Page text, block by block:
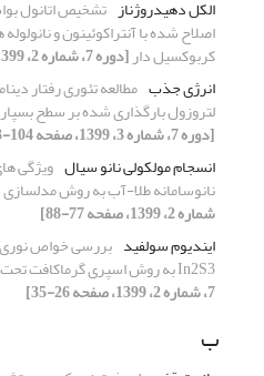
الکل دهیدروژناز تشخیص اتانول
اصلاح شده با آنتراکوئینون و
کربوکسیل دار[دوره 7، شماره 2، 1399، صفحه 63-70]
انرژی جذب مطالعه تئوری رفتار
لتروزول بارگذاری شده بر سطح بسپار پلی(2-اتیل-2-
[دوره 7، شماره 3، 1399، صفحه 104-113]
انسجام مولکولی نانو سیال ویژگی
نانوسامانه طلا-آب به روش
شماره 2، 1399، صفحه 77-88]
ایندیوم سولفید بررسی خواص
In2S3 به روش اسپری گرماکافت تحت تاثیر دما و نمک ایندیوم
7، شماره 2، 1399، صفحه 26-35]
ب